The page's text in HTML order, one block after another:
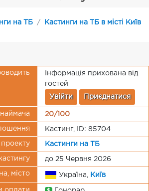
на ТБ Кастинги на ТБ в місті Київ
Інформація прихована від
гостей
Увійти Приєднатися
20/100
Кастинг, ID: 85704
проекту Кастинги на ТБ
до 25 Червня 2026
місто Україна, Київ